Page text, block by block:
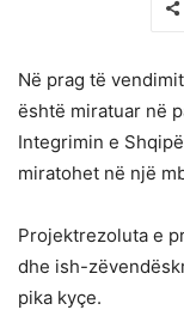
Në prag të
është miratuar në
Integrimin e
miratohet në një
Projektrezoluta e
dhe ish-
pika kyçe.